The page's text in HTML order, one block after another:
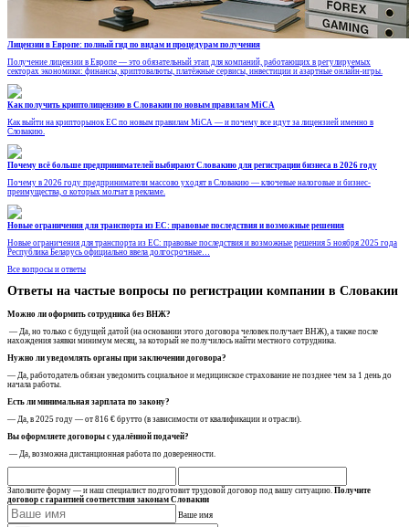
Лицензии в Европе: полный гид по видам и процедурам получения
Получение лицензии в Европе — это обязательный этап для компаний, работающих в регулируемых
секторах экономики: финансы, криптовалюты, платёжные сервисы, инвестиции и азартные онлайн-игры.
Как получить криптолицензию в Словакии по новым правилам MiCA
Как выйти на крипторынок ЕС по новым правилам MiCA — и почему все идут за лицензией именно в
Словакию.
Почему всё больше предпринимателей выбирают Словакию для регистрации бизнеса в 2026 году
Почему в 2026 году предприниматели массово уходят в Словакию — ключевые налоговые и бизнес-
преимущества, о которых молчат в рекламе.
Новые ограничения для транспорта из ЕС: правовые последствия и возможные решения
Новые ограничения для транспорта из ЕС: правовые последствия и возможные решения 5 ноября 2025 года
Республика Беларусь официально ввела долгосрочные…
Все вопросы и ответы
Ответы на частые вопросы по регистрации компании в Словакии
Можно ли оформить сотрудника без ВНЖ?
— Да, но только с будущей датой (на основании этого договора человек получает ВНЖ), а также после
нахождения заявки минимум месяц, за который не получилось найти местного сотрудника.
Нужно ли уведомлять органы при заключении договора?
— Да, работодатель обязан уведомить социальное и медицинское страхование не позднее чем за 1 день до
начала работы.
Есть ли минимальная зарплата по закону?
— Да, в 2025 году — от 816 € брутто (в зависимости от квалификации и отрасли).
Вы оформляете договоры с удалённой подачей?
— Да, возможна дистанционная работа по доверенности.
Заполните форму — и наш специалист подготовит трудовой договор под вашу ситуацию. Получите
договор с гарантией соответствия законам Словакии
Ваше имя